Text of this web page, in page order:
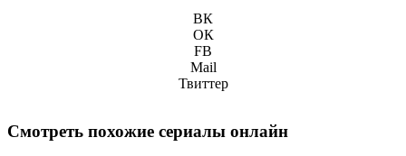
ВК
ОК
FB
Mail
Твиттер
Смотреть похожие сериалы онлайн